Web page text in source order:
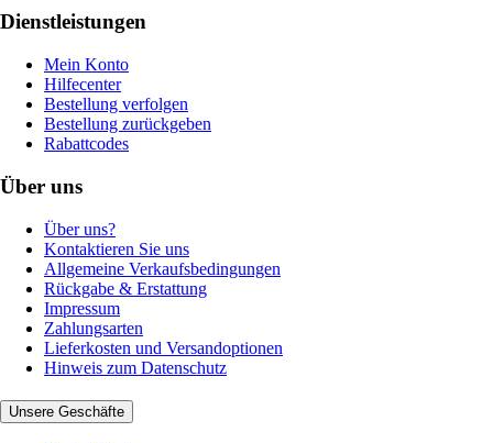
Dienstleistungen
Mein Konto
Hilfecenter
Bestellung verfolgen
Bestellung zurückgeben
Rabattcodes
Über uns
Über uns?
Kontaktieren Sie uns
Allgemeine Verkaufsbedingungen
Rückgabe & Erstattung
Impressum
Zahlungsarten
Lieferkosten und Versandoptionen
Hinweis zum Datenschutz
Unsere Geschäfte